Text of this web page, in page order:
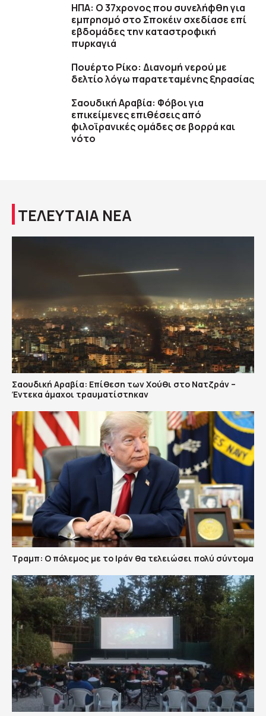
ΗΠΑ: Ο 37χρονος που συνελήφθη για
εμπρησμό στο Σποκέιν σχεδίασε επί
εβδομάδες την καταστροφική
πυρκαγιά
Πουέρτο Ρίκο: Διανομή νερού με
δελτίο λόγω παρατεταμένης ξηρασίας
Σαουδική Αραβία: Φόβοι για
επικείμενες επιθέσεις από
φιλοϊρανικές ομάδες σε βορρά και
νότο
ΤΕΛΕΥΤΑΙΑ ΝΕΑ
Σαουδική Αραβία: Επίθεση των Χούθι στο Νατζράν –
Έντεκα άμαχοι τραυματίστηκαν
Τραμπ: Ο πόλεμος με το Ιράν θα τελειώσει πολύ σύντομα